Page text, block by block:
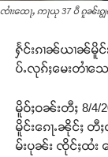
ၸၢႆးထေႃႇ ဢႃယု 37 ပီ ၵူၼ်းၵ
ႁႅင်းၵၢၼ်ယၢၼ်မိူင်
ပ်ႉလုၵ်ႈမေးတၢႆသေ
မိူဝ်ႈဝၼ်းတီႈ 8/
မိူင်းၵေႃႉၼိုင်ႈ
မ်းပုၼ်း ၸိုင်ႈထႆး